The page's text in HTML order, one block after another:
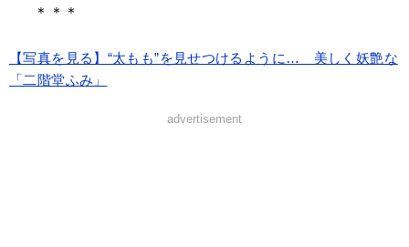
＊＊＊
【写真を見る】“太もも”を見せつけるように… 美しく妖艶な
「二階堂ふみ」
advertisement